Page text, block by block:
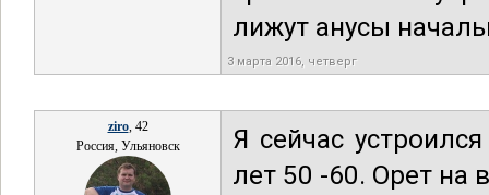
лижут анусы
3 марта 2016, четверг
ziro, 42
Россия, Ульяновск
Я сейчас
лет 50 -60. Орет на